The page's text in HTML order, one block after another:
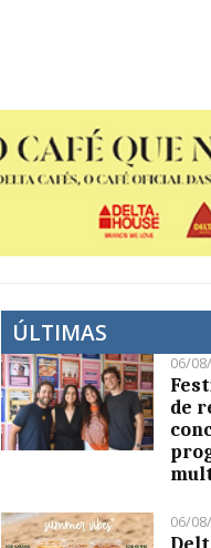
ÚLTIMAS
06/
de
06/